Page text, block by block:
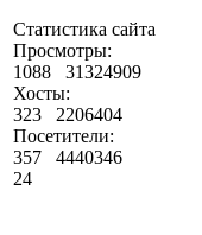
Статистика сайта
Просмотры:
1088
31324909
Хосты:
323
2206404
Посетители:
357
4440346
24